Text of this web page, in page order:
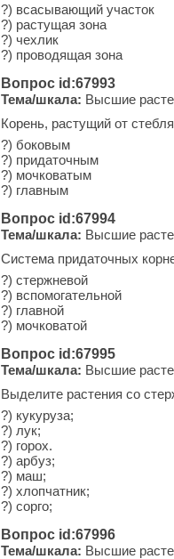
?) всасывающий участок
?) растущая зона
?) чехлик
?) проводящая зона
Вопрос id:67993
Тема/шкала: Высшие
Корень, растущий от
?) боковым
?) придаточным
?) мочковатым
?) главным
Вопрос id:67994
Тема/шкала: Высшие
Система придаточных
?) стержневой
?) вспомогательной
?) главной
?) мочковатой
Вопрос id:67995
Тема/шкала: Высшие
Выделите растения со
?) кукуруза;
?) лук;
?) горох.
?) арбуз;
?) маш;
?) хлопчатник;
?) сорго;
Вопрос id:67996
Тема/шкала: Высшие